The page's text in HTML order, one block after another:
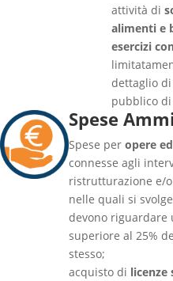
attività di
alimenti e
esercizi
dettaglio
pubblico
Spese
Spese per opere
connesse agli
ristrutturazione e/
nelle quali si
devono riguardare
superiore al 25%
stesso;
acquisto di licenze